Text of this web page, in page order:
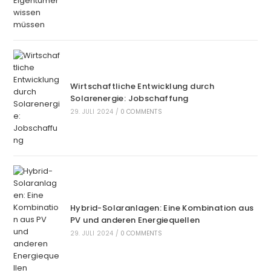
Wirtschaftliche Entwicklung durch
Solarenergie: Jobschaffung
29. JULI 2024 / 0 COMMENTS
Hybrid-Solaranlagen: Eine Kombination aus
PV und anderen Energiequellen
29. JULI 2024 / 0 COMMENTS